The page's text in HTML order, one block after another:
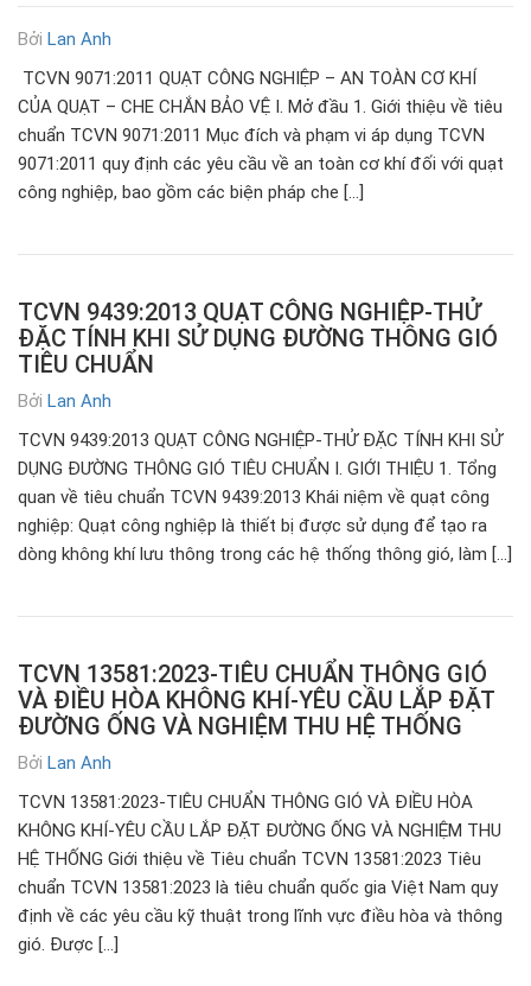
Bởi Lan Anh
TCVN 9071:2011 QUẠT CÔNG NGHIỆP – AN TOÀN CƠ KHÍ
CỦA QUẠT – CHE CHẮN BẢO VỆ I. Mở đầu 1. Giới thiệu về tiêu
chuẩn TCVN 9071:2011 Mục đích và phạm vi áp dụng TCVN
9071:2011 quy định các yêu cầu về an toàn cơ khí đối với quạt
công nghiệp, bao gồm các biện pháp che […]
TCVN 9439:2013 QUẠT CÔNG NGHIỆP-THỬ
ĐẶC TÍNH KHI SỬ DỤNG ĐƯỜNG THÔNG GIÓ
TIÊU CHUẨN
Bởi Lan Anh
TCVN 9439:2013 QUẠT CÔNG NGHIỆP-THỬ ĐẶC TÍNH KHI SỬ
DỤNG ĐƯỜNG THÔNG GIÓ TIÊU CHUẨN I. GIỚI THIỆU 1. Tổng
quan về tiêu chuẩn TCVN 9439:2013 Khái niệm về quạt công
nghiệp: Quạt công nghiệp là thiết bị được sử dụng để tạo ra
dòng không khí lưu thông trong các hệ thống thông gió, làm […]
TCVN 13581:2023-TIÊU CHUẨN THÔNG GIÓ
VÀ ĐIỀU HÒA KHÔNG KHÍ-YÊU CẦU LẮP ĐẶT
ĐƯỜNG ỐNG VÀ NGHIỆM THU HỆ THỐNG
Bởi Lan Anh
TCVN 13581:2023-TIÊU CHUẨN THÔNG GIÓ VÀ ĐIỀU HÒA
KHÔNG KHÍ-YÊU CẦU LẮP ĐẶT ĐƯỜNG ỐNG VÀ NGHIỆM THU
HỆ THỐNG Giới thiệu về Tiêu chuẩn TCVN 13581:2023 Tiêu
chuẩn TCVN 13581:2023 là tiêu chuẩn quốc gia Việt Nam quy
định về các yêu cầu kỹ thuật trong lĩnh vực điều hòa và thông
gió. Được […]